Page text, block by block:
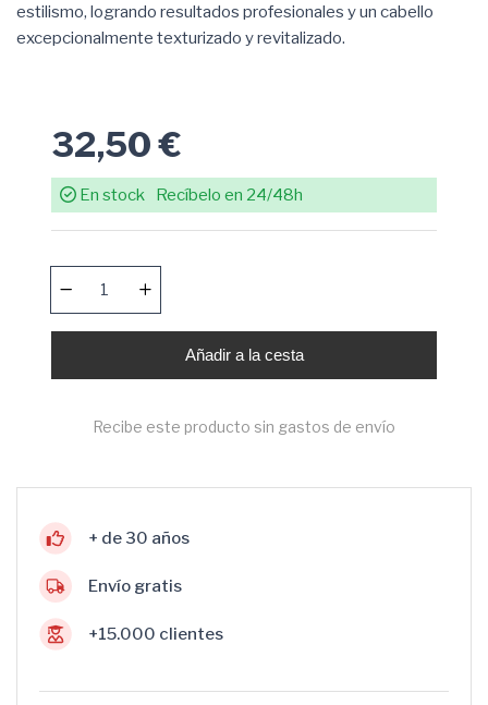
estilismo, logrando resultados profesionales y un cabello
excepcionalmente texturizado y revitalizado.
32,50 €
En stock Recíbelo en 24/48h
Añadir a la cesta
Recibe este producto sin gastos de envío
+ de 30 años
Envío gratis
+15.000 clientes